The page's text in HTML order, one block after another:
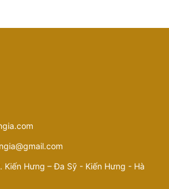
Kiến Hưng – Đa Sỹ - Kiến Hưng - Hà